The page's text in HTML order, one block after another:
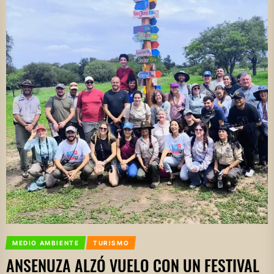
MEDIO AMBIENTE TURISMO
ANSENUZA ALZÓ VUELO CON UN FESTIVAL